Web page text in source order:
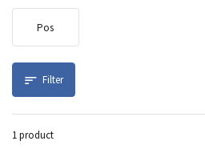
Pos
Filter
1 product